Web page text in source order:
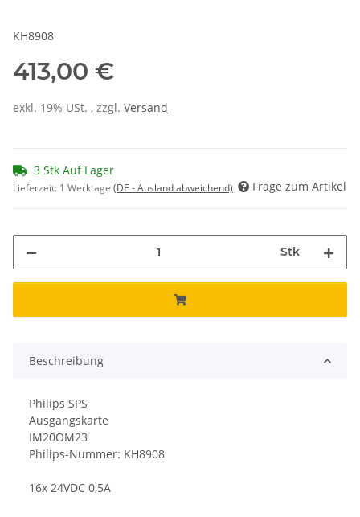
KH8908
413,00 €
exkl. 19% USt. , zzgl. Versand
3 Stk Auf Lager
Lieferzeit: 1 Werktage (DE - Ausland abweichend) Frage zum Artikel
Stk
Beschreibung
Philips SPS
Ausgangskarte
IM20OM23
Philips-Nummer: KH8908
16x 24VDC 0,5A